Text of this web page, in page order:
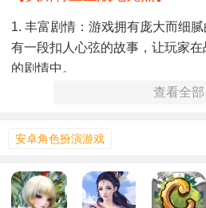
1. 丰富剧情：游戏拥有庞大而细
有一段扣人心弦的故事，让玩家
的剧情中。
2. 多样职业：提供多种职业选择
化需求。
3. 策略战斗：战斗系统强调策略
况灵活调整战术，利用地形、天
查看全部
安卓角色扮演游戏